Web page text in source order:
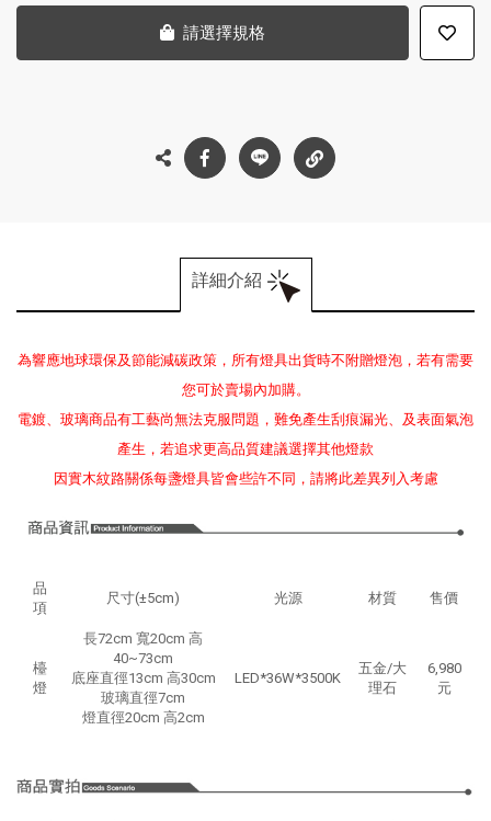
請選擇規格
詳細介紹
為響應地球環保及節能減碳政策，所有燈具出貨時不附贈燈泡，若有需要
您可於賣場內加購。
電鍍、玻璃商品有工藝尚無法克服問題，難免產生刮痕漏光、及表面氣泡
產生，若追求更高品質建議選擇其他燈款
因實木紋路關係每盞燈具皆會些許不同，請將此差異列入考慮
品
項
尺寸(±5cm) 光源 材質 售價
檯
燈
長72cm 寬20cm 高
40~73cm
底座直徑13cm 高30cm
玻璃直徑7cm
燈直徑20cm 高2cm
LED*36W*3500K
五金/大
理石
6,980
元